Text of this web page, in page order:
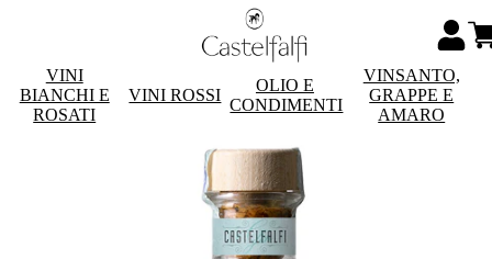
VINI
BIANCHI E
ROSATI
VINI ROSSI
OLIO E
CONDIMENTI
VINSANTO,
GRAPPE E
AMARO